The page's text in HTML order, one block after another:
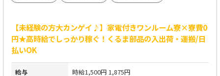
【未経験の方大カンゲイ♪】家電付きワンルーム寮×寮費0
円★高時給でしっかり稼ぐ！くるま部品の入出荷・運搬/日
払いOK
給与 時給1,500円 1,875円